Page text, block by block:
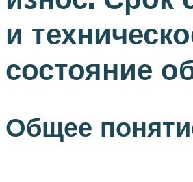
и
состояние
Общее